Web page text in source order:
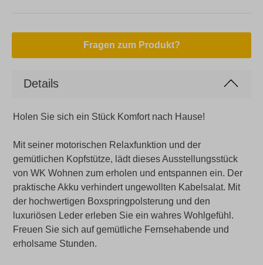
Fragen zum Produkt?
Details
Holen Sie sich ein Stück Komfort nach Hause!
Mit seiner motorischen Relaxfunktion und der
gemütlichen Kopfstütze, lädt dieses Ausstellungsstück
von WK Wohnen zum erholen und entspannen ein. Der
praktische Akku verhindert ungewollten Kabelsalat. Mit
der hochwertigen Boxspringpolsterung und den
luxuriösen Leder erleben Sie ein wahres Wohlgefühl.
Freuen Sie sich auf gemütliche Fernsehabende und
erholsame Stunden.